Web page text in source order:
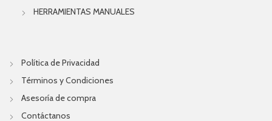
HERRAMIENTAS MANUALES
Política de Privacidad
Términos y Condiciones
Asesoría de compra
Contáctanos